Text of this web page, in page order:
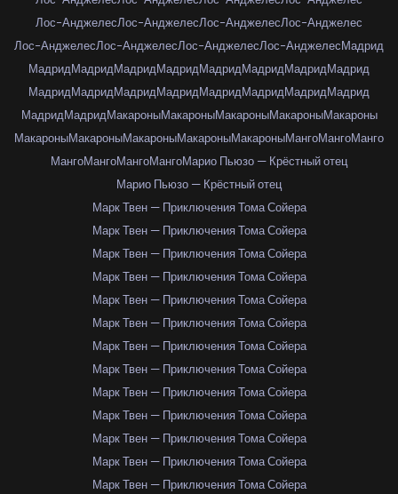
Лос-АнджелесЛос-АнджелесЛос-АнджелесЛос-Анджелес
Лос-АнджелесЛос-АнджелесЛос-АнджелесЛос-АнджелесМадрид
МадридМадридМадридМадридМадридМадридМадридМадрид
МадридМадридМадридМадридМадридМадридМадридМадрид
МадридМадридМакароныМакароныМакароныМакароныМакароны
МакароныМакароныМакароныМакароныМакароныМангоМангоМанго
МангоМангоМангоМангоМарио Пьюзо — Крёстный отец
Марио Пьюзо — Крёстный отец
Марк Твен — Приключения Тома Сойера
Марк Твен — Приключения Тома Сойера
Марк Твен — Приключения Тома Сойера
Марк Твен — Приключения Тома Сойера
Марк Твен — Приключения Тома Сойера
Марк Твен — Приключения Тома Сойера
Марк Твен — Приключения Тома Сойера
Марк Твен — Приключения Тома Сойера
Марк Твен — Приключения Тома Сойера
Марк Твен — Приключения Тома Сойера
Марк Твен — Приключения Тома Сойера
Марк Твен — Приключения Тома Сойера
Марк Твен — Приключения Тома Сойера